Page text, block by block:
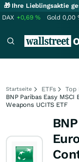
🎁 Ihre Lieblingsaktie
DAX +0,69% Gold 0,00
Startseite ETFs
Top
BNP Paribas Easy
Weapons UCITS ETF